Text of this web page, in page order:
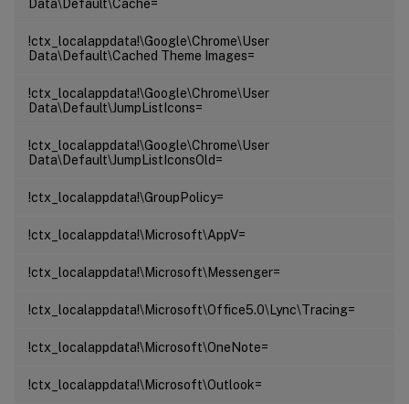
Data\Default\Cache=
!ctx_localappdata!\Google\Chrome\User
Data\Default\Cached Theme Images=
!ctx_localappdata!\Google\Chrome\User
Data\Default\JumpListIcons=
!ctx_localappdata!\Google\Chrome\User
Data\Default\JumpListIconsOld=
!ctx_localappdata!\GroupPolicy=
!ctx_localappdata!\Microsoft\AppV=
!ctx_localappdata!\Microsoft\Messenger=
!ctx_localappdata!\Microsoft\Office5.0\Lync\Tracing=
!ctx_localappdata!\Microsoft\OneNote=
!ctx_localappdata!\Microsoft\Outlook=